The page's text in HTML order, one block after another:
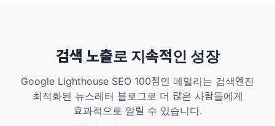
검색 노출로 지속적인 성장
Google Lighthouse SEO 100점인 메일리는 검색엔진
최적화된 뉴스레터 블로그로 더 많은 사람들에게
효과적으로 알릴 수 있습니다.